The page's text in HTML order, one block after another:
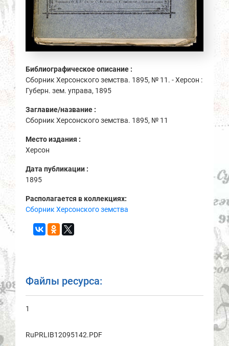
Библиографическое описание :
Сборник Херсонского земства. 1895, № 11. - Херсон :
Губерн. зем. управа, 1895
Заглавие/название :
Сборник Херсонского земства. 1895, № 11
Место издания :
Херсон
Дата публикации :
1895
Располагается в коллекциях:
Сборник Херсонского земства
Файлы ресурса:
1
RuPRLIB12095142.PDF